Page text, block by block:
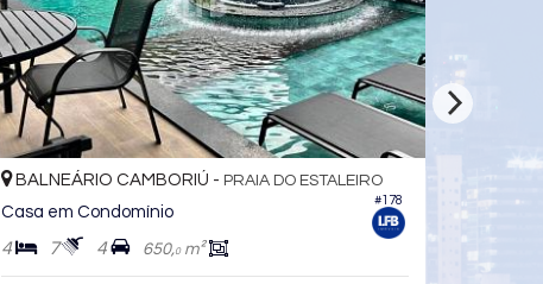
#178
BALNEÁRIO CAMBORIÚ - PRAIA DO ESTALEIRO
Casa em Condomínio
4 7 4 650,0m²
Casa no
5